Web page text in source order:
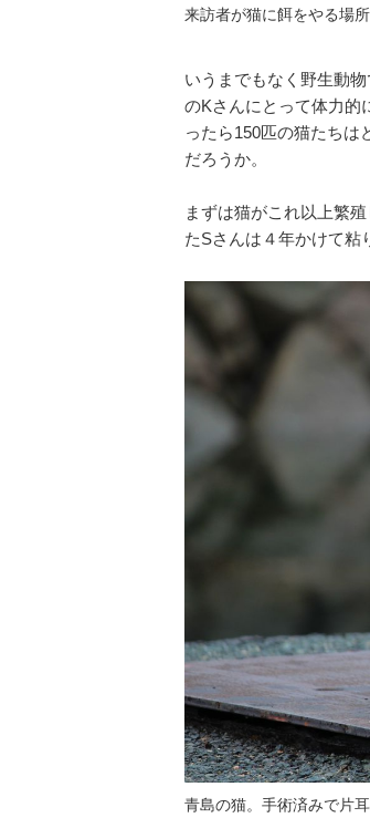
来訪者が猫に餌をやる場
いうまでもなく野生動
のKさんにとって体力的
ったら150匹の猫たち
だろうか。
まずは猫がこれ以上繁
たSさんは４年かけて粘
青島の猫。手術済みで片